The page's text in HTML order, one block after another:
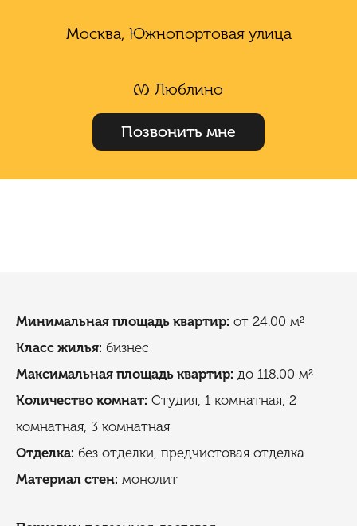
Москва, Южнопортовая улица
Люблино
Позвонить мне
Минимальная площадь квартир: от 24.00 м²
Класс жилья: бизнес
Максимальная площадь квартир: до 118.00 м²
Количество комнат: Студия, 1 комнатная, 2
комнатная, 3 комнатная
Отделка: без отделки, предчистовая отделка
Материал стен: монолит